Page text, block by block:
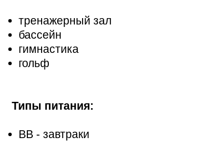
тренажерный зал
бассейн
гимнастика
гольф
Типы питания:
ВВ - завтраки